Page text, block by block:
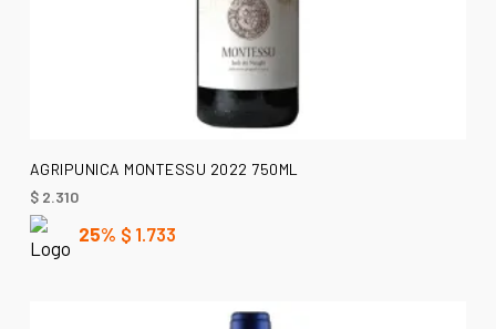
AÑADIR AL CARRITO
AGRIPUNICA MONTESSU 2022 750ML
$2.310
25% $ 1.733